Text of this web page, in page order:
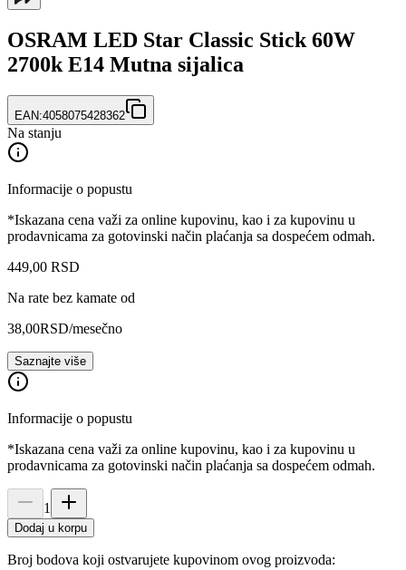
OSRAM LED Star Classic Stick 60W
2700k E14 Mutna sijalica
EAN:4058075428362
Na stanju
Informacije o popustu
*Iskazana cena važi za online kupovinu, kao i za kupovinu u
prodavnicama za gotovinski način plaćanja sa dospećem odmah.
449,00 RSD
Na rate bez kamate od
38,00RSD/mesečno
Saznajte više
Informacije o popustu
*Iskazana cena važi za online kupovinu, kao i za kupovinu u
prodavnicama za gotovinski način plaćanja sa dospećem odmah.
1
Dodaj u korpu
Broj bodova koji ostvarujete kupovinom ovog proizvoda: